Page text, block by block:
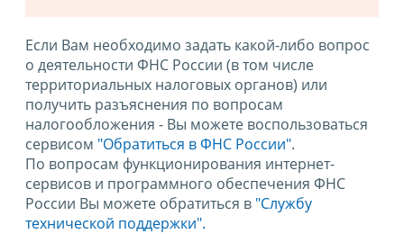
Если Вам необходимо задать какой-либо вопрос
о деятельности ФНС России (в том числе
территориальных налоговых органов) или
получить разъяснения по вопросам
налогообложения - Вы можете воспользоваться
сервисом "Обратиться в ФНС России".
По вопросам функционирования интернет-
сервисов и программного обеспечения ФНС
России Вы можете обратиться в "Службу
технической поддержки".